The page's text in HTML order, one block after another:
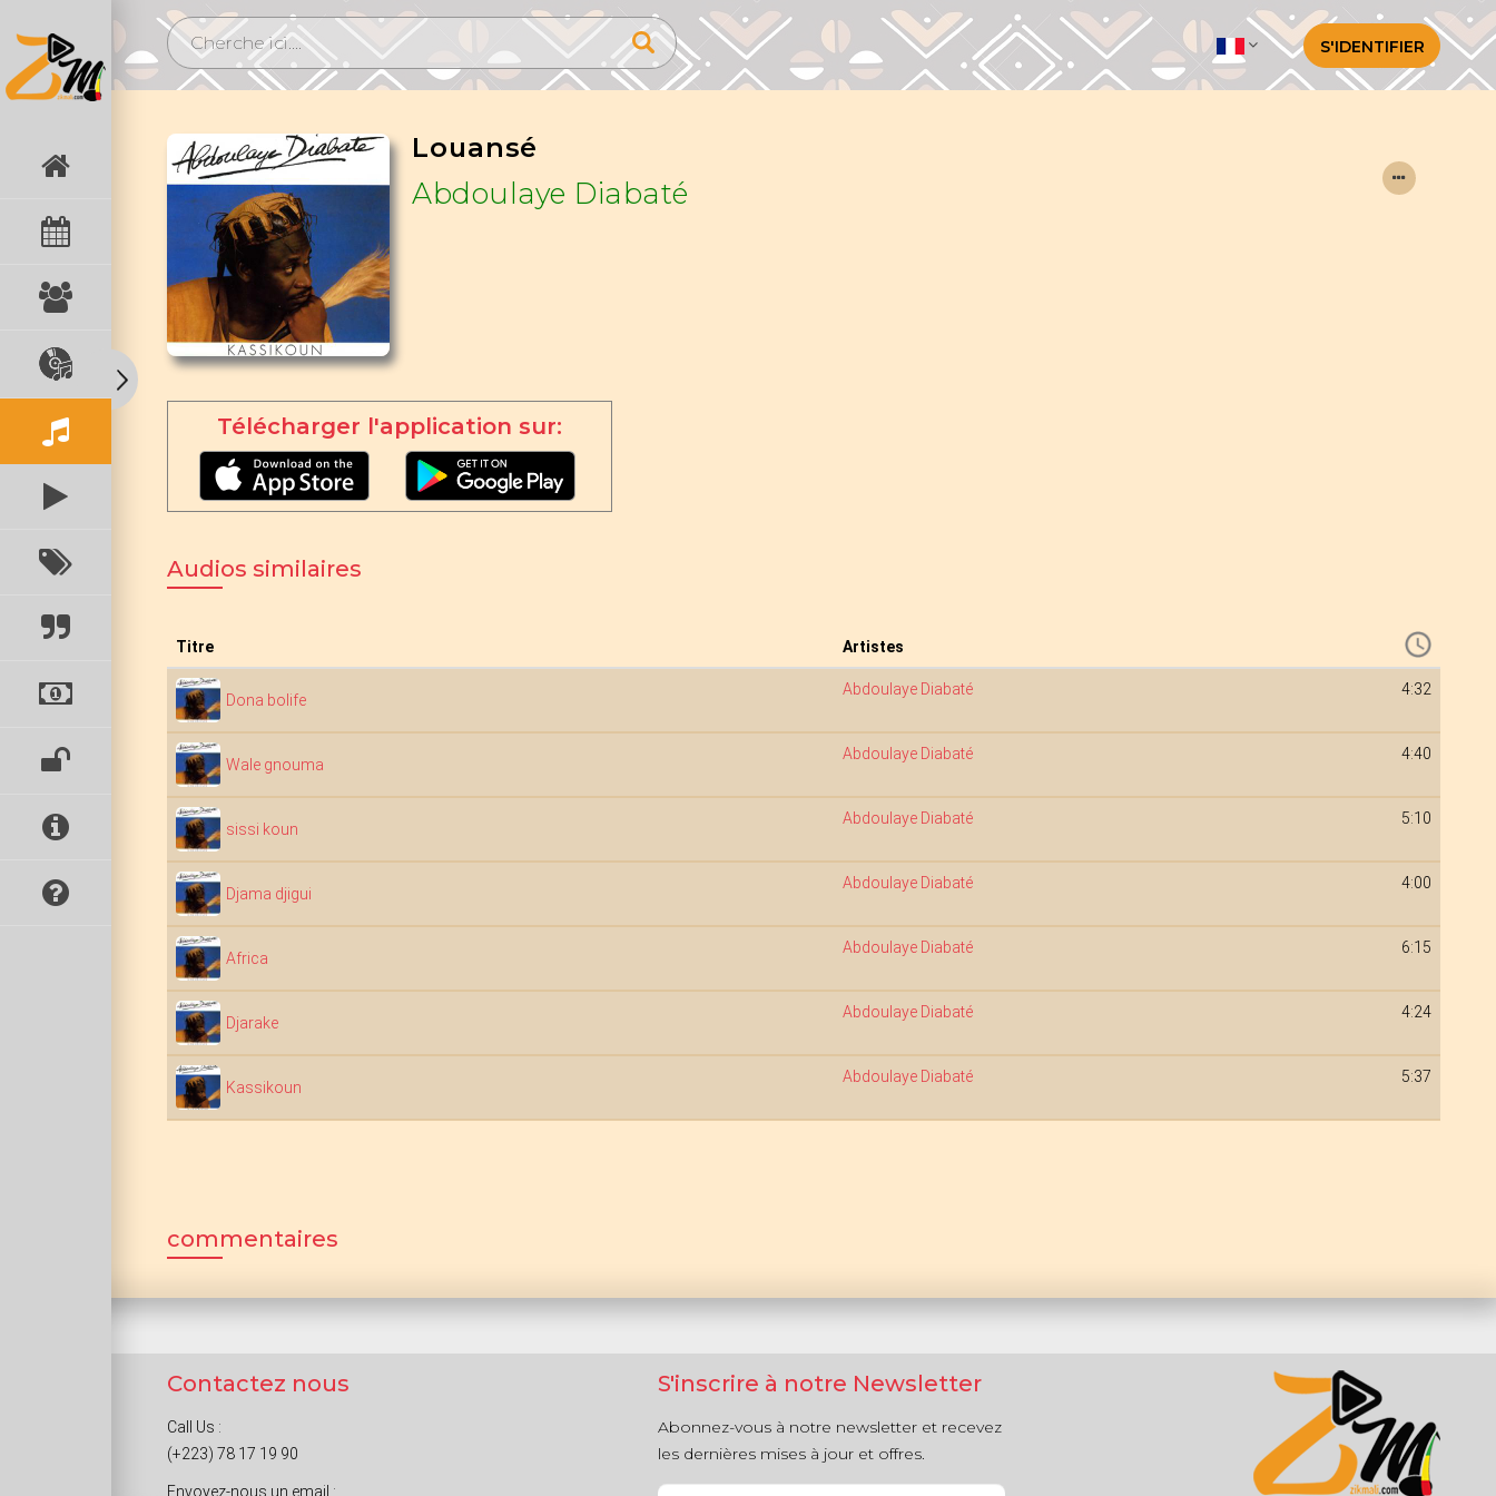
S'IDENTIFIER
Louansé
Abdoulaye Diabaté
Télécharger l'application sur:
Audios similaires
Titre Artistes
Dona bolife
Abdoulaye Diabaté 4:32
Wale gnouma
Abdoulaye Diabaté 4:40
sissi koun
Abdoulaye Diabaté 5:10
Djama djigui
Abdoulaye Diabaté 4:00
Africa
Abdoulaye Diabaté 6:15
Djarake
Abdoulaye Diabaté 4:24
Kassikoun
Abdoulaye Diabaté 5:37
commentaires
Contactez nous
Call Us :
(+223) 78 17 19 90
Envoyez-nous un email :
S'inscrire à notre Newsletter
Abonnez-vous à notre newsletter et recevez
les dernières mises à jour et offres.